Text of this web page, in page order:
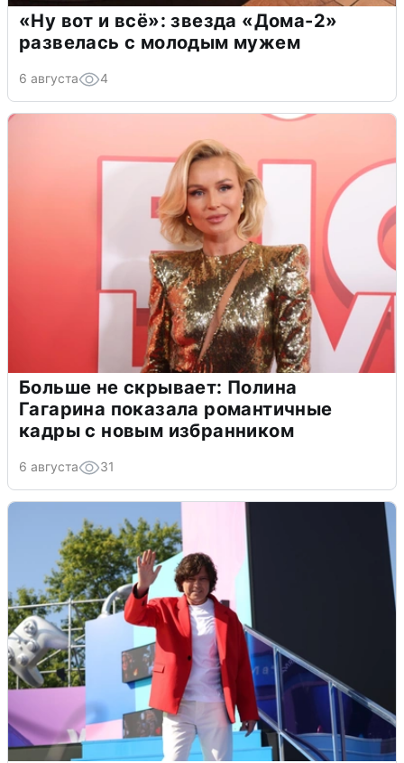
«Ну вот и всё»: звезда «Дома-2»
развелась с молодым мужем
6 августа 4
Больше не скрывает: Полина
Гагарина показала романтичные
кадры с новым избранником
6 августа 31